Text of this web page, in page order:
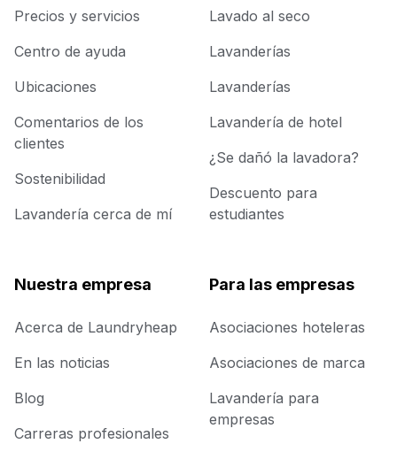
Precios y servicios
Centro de ayuda
Ubicaciones
Comentarios de los
clientes
Sostenibilidad
Lavandería cerca de mí
Lavado al seco
Lavanderías
Lavanderías
Lavandería de hotel
¿Se dañó la lavadora?
Descuento para
estudiantes
Nuestra empresa
Acerca de Laundryheap
En las noticias
Blog
Carreras profesionales
Para las empresas
Asociaciones hoteleras
Asociaciones de marca
Lavandería para
empresas